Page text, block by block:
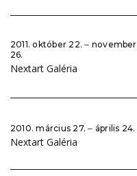
2011. október 22. ‒ november
26.
Nextart Galéria
2010. március 27. ‒ április 24.
Nextart Galéria